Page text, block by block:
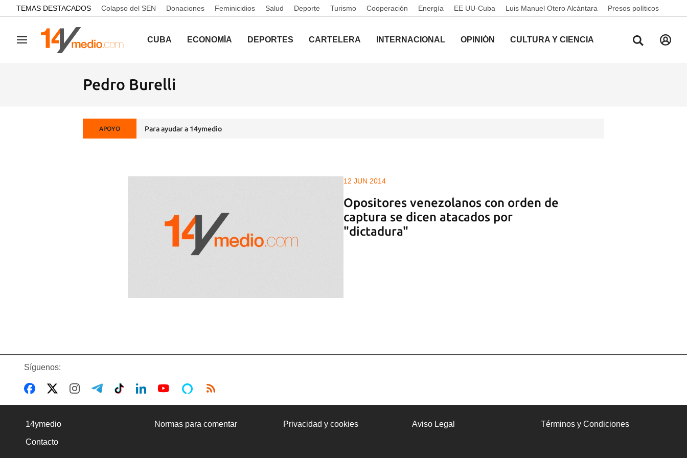
common.go-to-content
TEMAS DESTACADOS Colapso del SEN Donaciones Feminicidios Salud Deporte Turismo Cooperación Energía EE UU-Cuba Luis Manuel Otero Alcántara Presos políticos
Navegación CUBA ECONOMÍA DEPORTES CARTELERA INTERNACIONAL OPINIÓN CULTURA Y CIENCIA
Pedro Burelli
APOYO Para ayudar a 14ymedio
12 JUN 2014
Opositores venezolanos con orden de
captura se dicen atacados por
"dictadura"
Síguenos:
14ymedio Normas para comentar Privacidad y cookies Aviso Legal Términos y Condiciones
Contacto